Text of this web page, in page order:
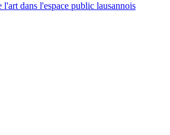
dans l'espace public lausannois